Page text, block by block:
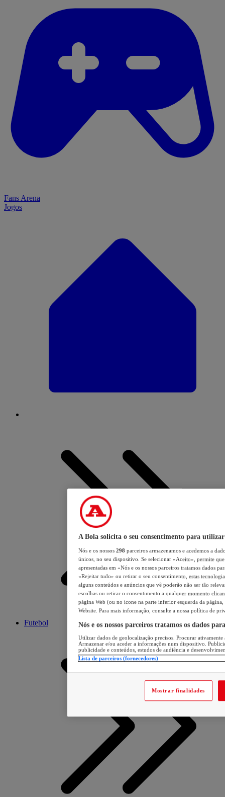
Fans Arena
Jogos
Futebol
A Bola solicita o seu consentimento para utilizar
Nós e os nossos 298 parceiros armazenamos e acedemos a
únicos, no seu dispositivo. Se selecionar «Aceito», permite
apresentadas em «Nós e os nossos parceiros tratamos dados
«Rejeitar tudo» ou retirar o seu consentimento, estas
alguns conteúdos e anúncios que vê poderão não ser tão
escolhas ou retirar o consentimento a qualquer momento
página Web (ou no ícone na parte inferior esquerda da página,
Website. Para mais informação, consulte a nossa política de
Nós e os nossos parceiros tratamos os dados
Utilizar dados de geolocalização precisos. Procurar
Armazenar e/ou aceder a informações num dispositivo.
publicidade e conteúdos, estudos de audiência e
Lista de parceiros (fornecedores)
Mostrar finalidades